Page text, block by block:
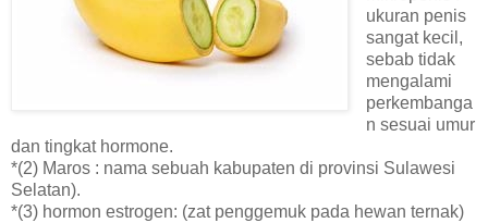
ukuran penis
sangat kecil,
sebab tidak
mengalami
perkembanga
n sesuai umur
dan tingkat hormone.
*(2) Maros : nama sebuah kabupaten di provinsi Sulawesi
Selatan).
*(3) hormon estrogen: (zat penggemuk pada hewan ternak)